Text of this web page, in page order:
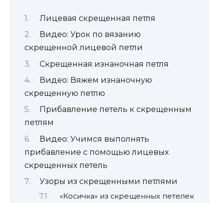
Лицевая скрещенная петля
Видео: Урок по вязанию
скрещенной лицевой петли
Скрещенная изнаночная петля
Видео: Вяжем изнаночную
скрещенную петлю
Прибавление петель к скрещенным
петлям
Видео: Учимся выполнять
прибавление с помощью лицевых
скрещенных петель
Узоры из скрещенными петлями
«Косичка» из скрещенных петелек